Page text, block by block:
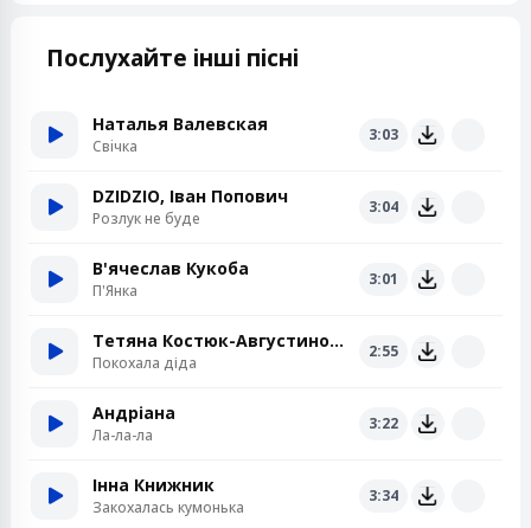
Послухайте інші пісні
Наталья Валевская
Свiчка
3:03
DZIDZIO, Іван Попович
Розлук не буде
3:04
В'ячеслав Кукоба
П'Янка
3:01
Тетяна Костюк-Августинович
Покохала діда
2:55
Андріана
Ла-ла-ла
3:22
Інна Книжник
Закохалась кумонька
3:34